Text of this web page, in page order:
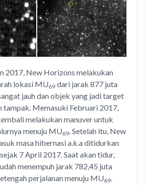
2017, New Horizons melakukan
lokasi MU69 dari jarak 877 juta
jauh dan objek yang jadi target
tampak. Memasuki Februari 2017,
melakukan manuver untuk
menuju MU69. Setelah itu, New
masa hibernasi a.k.a ditidurkan
7 April 2017. Saat akan tidur,
menempuh jarak 782,45 juta
perjalanan menuju MU69.